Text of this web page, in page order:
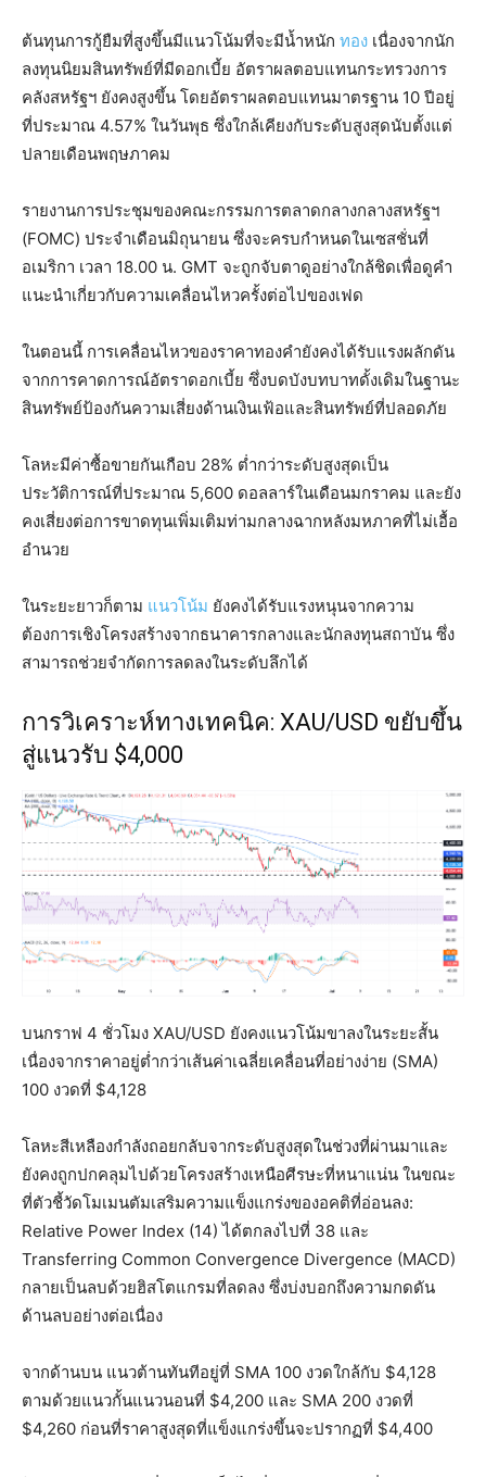
ต้นทุนการกู้ยืมที่สูงขึ้นมีแนวโน้มที่จะมีน้ำหนัก ทอง เนื่องจากนัก
ลงทุนนิยมสินทรัพย์ที่มีดอกเบี้ย อัตราผลตอบแทนกระทรวงการ
คลังสหรัฐฯ ยังคงสูงขึ้น โดยอัตราผลตอบแทนมาตรฐาน 10 ปีอยู่
ที่ประมาณ 4.57% ในวันพุธ ซึ่งใกล้เคียงกับระดับสูงสุดนับตั้งแต่
ปลายเดือนพฤษภาคม
รายงานการประชุมของคณะกรรมการตลาดกลางกลางสหรัฐฯ
(FOMC) ประจำเดือนมิถุนายน ซึ่งจะครบกำหนดในเซสชั่นที่
อเมริกา เวลา 18.00 น. GMT จะถูกจับตาดูอย่างใกล้ชิดเพื่อดูคำ
แนะนำเกี่ยวกับความเคลื่อนไหวครั้งต่อไปของเฟด
ในตอนนี้ การเคลื่อนไหวของราคาทองคำยังคงได้รับแรงผลักดัน
จากการคาดการณ์อัตราดอกเบี้ย ซึ่งบดบังบทบาทดั้งเดิมในฐานะ
สินทรัพย์ป้องกันความเสี่ยงด้านเงินเฟ้อและสินทรัพย์ที่ปลอดภัย
โลหะมีค่าซื้อขายกันเกือบ 28% ต่ำกว่าระดับสูงสุดเป็น
ประวัติการณ์ที่ประมาณ 5,600 ดอลลาร์ในเดือนมกราคม และยัง
คงเสี่ยงต่อการขาดทุนเพิ่มเติมท่ามกลางฉากหลังมหภาคที่ไม่เอื้อ
อำนวย
ในระยะยาวก็ตาม แนวโน้ม ยังคงได้รับแรงหนุนจากความ
ต้องการเชิงโครงสร้างจากธนาคารกลางและนักลงทุนสถาบัน ซึ่ง
สามารถช่วยจำกัดการลดลงในระดับลึกได้
การวิเคราะห์ทางเทคนิค: XAU/USD ขยับขึ้น
สู่แนวรับ $4,000
บนกราฟ 4 ชั่วโมง XAU/USD ยังคงแนวโน้มขาลงในระยะสั้น
เนื่องจากราคาอยู่ต่ำกว่าเส้นค่าเฉลี่ยเคลื่อนที่อย่างง่าย (SMA)
100 งวดที่ $4,128
โลหะสีเหลืองกำลังถอยกลับจากระดับสูงสุดในช่วงที่ผ่านมาและ
ยังคงถูกปกคลุมไปด้วยโครงสร้างเหนือศีรษะที่หนาแน่น ในขณะ
ที่ตัวชี้วัดโมเมนตัมเสริมความแข็งแกร่งของอคติที่อ่อนลง:
Relative Power Index (14) ได้ตกลงไปที่ 38 และ
Transferring Common Convergence Divergence (MACD)
กลายเป็นลบด้วยฮิสโตแกรมที่ลดลง ซึ่งบ่งบอกถึงความกดดัน
ด้านลบอย่างต่อเนื่อง
จากด้านบน แนวต้านทันทีอยู่ที่ SMA 100 งวดใกล้กับ $4,128
ตามด้วยแนวกั้นแนวนอนที่ $4,200 และ SMA 200 งวดที่
$4,260 ก่อนที่ราคาสูงสุดที่แข็งแกร่งขึ้นจะปรากฏที่ $4,400